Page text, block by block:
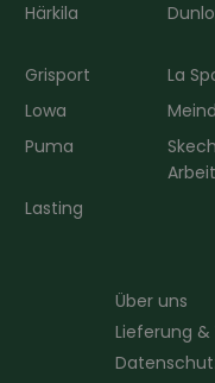
Härkila
Grisport
La
Lowa
Puma
Lasting
Über uns
Lieferung &